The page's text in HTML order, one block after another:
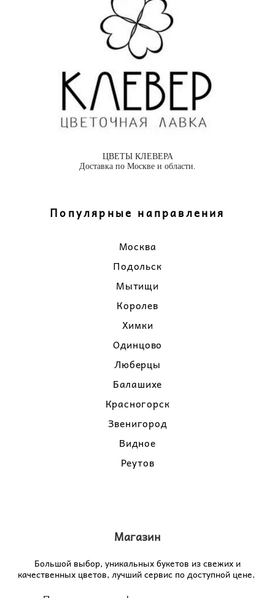
ЦВЕТЫ КЛЕВЕРА
Доставка по Москве и области.
Популярные направления
Москва
Подольск
Мытищи
Королев
Химки
Одинцово
Люберцы
Балашихе
Красногорск
Звенигород
Видное
Реутов
Магазин
Большой выбор, уникальных букетов из свежих и
качественных цветов, лучший сервис по доступной цене.